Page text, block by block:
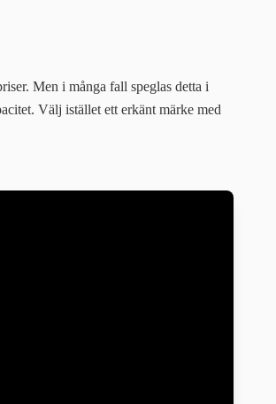
Men i många fall speglas detta i
Välj istället ett erkänt märke med